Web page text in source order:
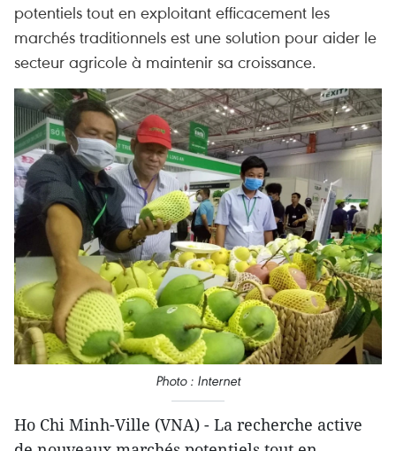
potentiels tout en exploitant efficacement les
marchés traditionnels est une solution pour aider le
secteur agricole à maintenir sa croissance.
Photo : Internet
Ho Chi Minh-Ville (VNA) - La recherche active